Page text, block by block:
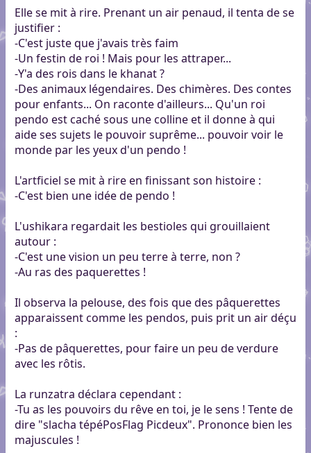
Elle se mit à rire. Prenant un air penaud, il tenta de se
justifier :
-C'est juste que j'avais très faim
-Un festin de roi ! Mais pour les attraper...
-Y'a des rois dans le khanat ?
-Des animaux légendaires. Des chimères. Des contes
pour enfants... On raconte d'ailleurs... Qu'un roi
pendo est caché sous une colline et il donne à qui
aide ses sujets le pouvoir suprême... pouvoir voir le
monde par les yeux d'un pendo !
L'artficiel se mit à rire en finissant son histoire :
-C'est bien une idée de pendo !
L'ushikara regardait les bestioles qui grouillaient
autour :
-C'est une vision un peu terre à terre, non ?
-Au ras des paquerettes !
Il observa la pelouse, des fois que des pâquerettes
apparaissent comme les pendos, puis prit un air déçu
:
-Pas de pâquerettes, pour faire un peu de verdure
avec les rôtis.
La runzatra déclara cependant :
-Tu as les pouvoirs du rêve en toi, je le sens ! Tente de
dire "slacha tépéPosFlag Picdeux". Prononce bien les
majuscules !